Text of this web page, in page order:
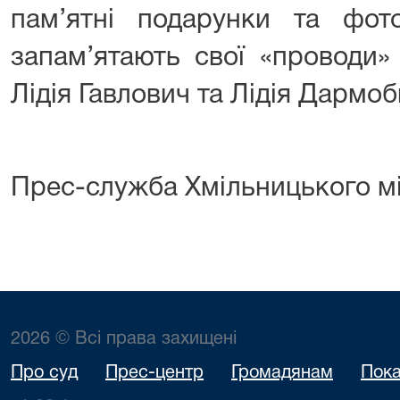
пам’ятні подарунки та
запам’ятають свої
Лідія Гавлович та Лідія
Прес-служба Хмільницького
2026 © Всі права захищені
Про суд Прес-центр Громадянам